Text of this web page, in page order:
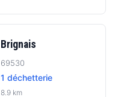
Brignais
69530
1 déchetterie
8.9 km